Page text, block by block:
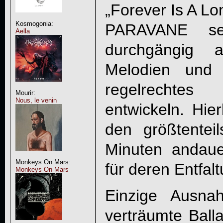
Kosmogonia:
Aella
Mourir:
Nous, le venin
Monkeys On Mars:
Monkeys On Mars
„Forever Is A
PARAVANE
durchgängig
Melodien
entwickeln.
den
Minuten
für deren
Einzige
verträumte